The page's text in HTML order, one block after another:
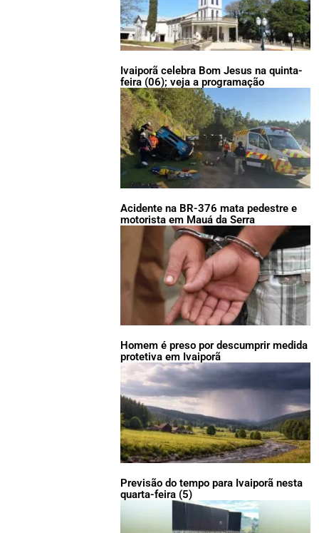
Ivaiporã celebra Bom Jesus na quinta-
feira (06); veja a programação
Acidente na BR-376 mata pedestre e
motorista em Mauá da Serra
Homem é preso por descumprir medida
protetiva em Ivaiporã
Previsão do tempo para Ivaiporã nesta
quarta-feira (5)